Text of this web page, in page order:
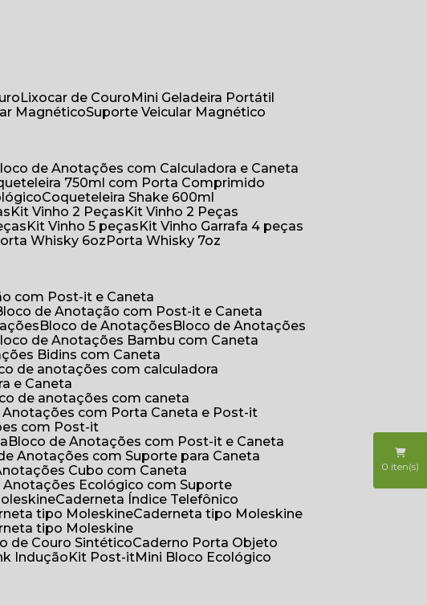
Lixocar de Couro
Mini Geladeira Portátil
Magnético
Suporte Veicular Magnético
Bloco de Anotações com Calculadora e Caneta
750ml com Porta Comprimido
Coqueteleira Shake 600ml
Kit Vinho 2 Peças
Kit Vinho 2 Peças
Kit Vinho 5 peças
Kit Vinho Garrafa 4 peças
Porta Whisky 6oz
Porta Whisky 7oz
com Post-it e Caneta
Bloco de Anotação com Post-it e Caneta
Bloco de Anotações
Bloco de Anotações
Bloco de Anotações Bambu com Caneta
Bidins com Caneta
de anotações com calculadora
e Caneta
de anotações com caneta
Anotações com Porta Caneta e Post-it
com Post-it
Bloco de Anotações com Post-it e Caneta
de Anotações com Suporte para Caneta
Cubo com Caneta
Anotações Ecológico com Suporte
Caderneta Índice Telefônico
tipo Moleskine
Caderneta tipo Moleskine
tipo Moleskine
de Couro Sintético
Caderno Porta Objeto
Indução Kit Post-it
Mini Bloco Ecológico
0 iten(s)